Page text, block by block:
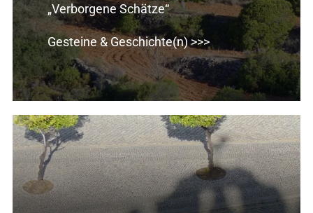
„Verborgene Schätze“
Gesteine & Geschichte(n) >>>